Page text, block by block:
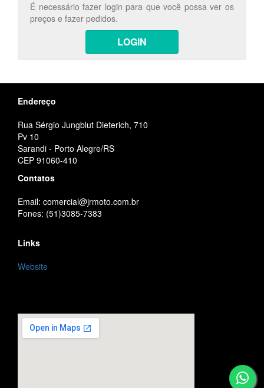
É necessário fazer login para que você possa ver os
preços e fazer pedidos.
LOGIN
Endereço
Rua Sérgio Jungblut Dieterich, 710
Pv 10
Sarandi - Porto Alegre/RS
CEP 91060-410
Contatos
Email: comercial@jrmoto.com.br
Fones: (51)3085-7383
Links
Website